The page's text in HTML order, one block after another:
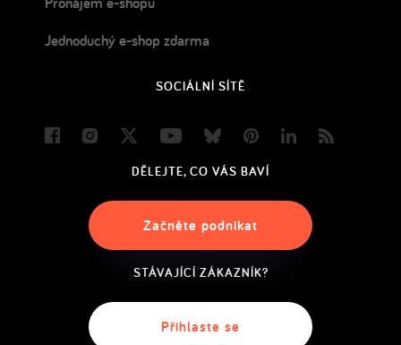
Jednoduchý e-shop zdarma
SOCIÁLNÍ SÍTĚ
FacebookInstagram
Twitter YoutubeBlueskyPinterestLinkedIn
DĚLEJTE, CO VÁS BAVÍ
Začněte podnikat
STÁVAJÍCÍ ZÁKAZNÍK?
Přihlaste se